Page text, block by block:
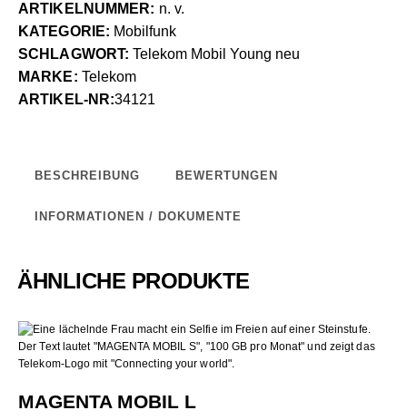
ARTIKELNUMMER: n. v.
KATEGORIE: Mobilfunk
SCHLAGWORT:Telekom Mobil Young neu
MARKE: Telekom
ARTIKEL-NR:34121
BESCHREIBUNG BEWERTUNGEN
INFORMATIONEN / DOKUMENTE
ÄHNLICHE PRODUKTE
MAGENTA MOBIL L